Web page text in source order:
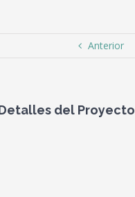
Anterior
del Proyecto